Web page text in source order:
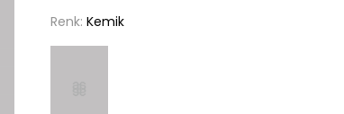
Renk: Kemik